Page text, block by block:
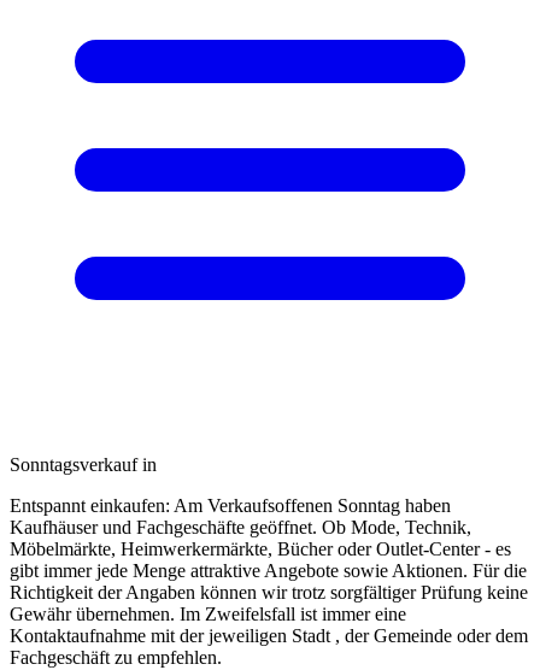
Sonntagsverkauf in
Entspannt einkaufen: Am Verkaufsoffenen Sonntag haben
Kaufhäuser und Fachgeschäfte geöffnet. Ob Mode, Technik,
Möbelmärkte, Heimwerkermärkte, Bücher oder Outlet-Center - es
gibt immer jede Menge attraktive Angebote sowie Aktionen. Für die
Richtigkeit der Angaben können wir trotz sorgfältiger Prüfung keine
Gewähr übernehmen. Im Zweifelsfall ist immer eine
Kontaktaufnahme mit der jeweiligen Stadt , der Gemeinde oder dem
Fachgeschäft zu empfehlen.